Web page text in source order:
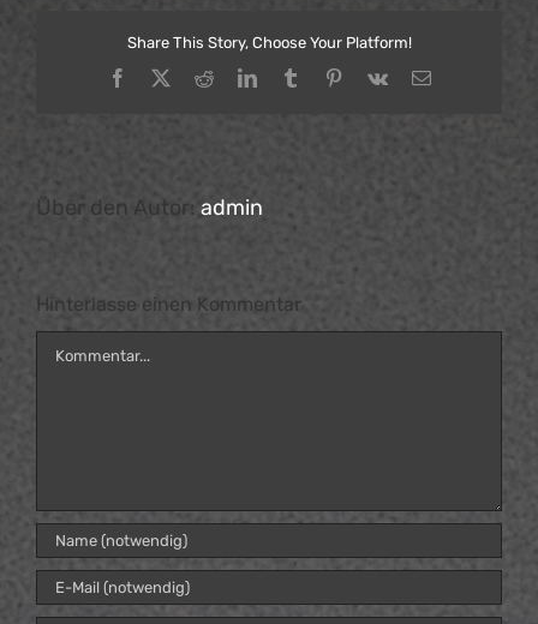
Share This Story, Choose Your Platform!
Facebook
X RedditLinkedInTumblrPinterest
Vk
E-
Über den Autor: admin
Hinterlasse einen Kommentar